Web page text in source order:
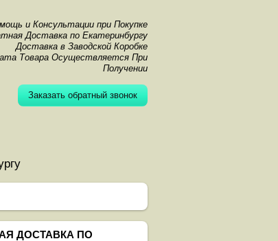
и Консультации при Покупке
Доставка по Екатеринбургу
Доставка в Заводской Коробке
Товара Осуществляется При
Получении
Заказать обратный звонок
ДОСТАВКА ПО